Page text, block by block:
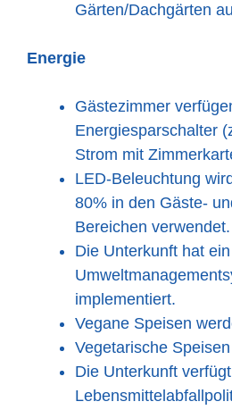
Gärten/Dachgärten
Energie
Gästezimmer
Energiesparschalter
Strom mit
LED-Beleuchtung
80% in den Gäste-
Bereichen verwendet.
Die Unterkunft hat
implementiert.
Vegane Speisen
Vegetarische
Die Unterkunft